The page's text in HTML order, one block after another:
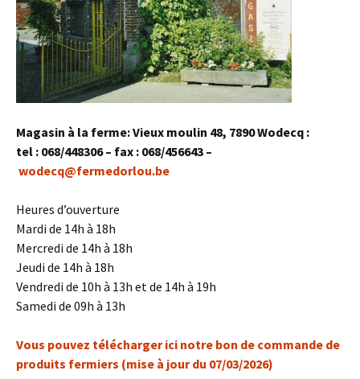
Magasin à la ferme: Vieux moulin 48, 7890 Wodecq :
tel : 068/448306 – fax : 068/456643 –
wodecq@fermedorlou.be
Heures d’ouverture
Mardi de 14h à 18h
Mercredi de 14h à 18h
Jeudi de 14h à 18h
Vendredi de 10h à 13h et de 14h à 19h
Samedi de 09h à 13h
Vous pouvez télécharger ici notre bon de commande de
produits fermiers (mise à jour du 07/03/2026)